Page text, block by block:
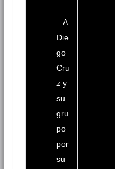
– A
Die
go
Cru
z y
su
gru
po
por
su